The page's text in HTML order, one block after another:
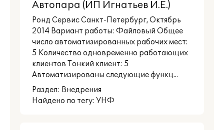
Автопара (ИП Игнатьев И.Е.)
Ронд Сервис Санкт-Петербург, Октябрь
2014 Вариант работы: Файловый Общее
число автоматизированных рабочих мест:
5 Количество одновременно работающих
клиентов Тонкий клиент: 5
Автоматизированы следующие функц...
Раздел: Внедрения
Найдено по тегу: УНФ